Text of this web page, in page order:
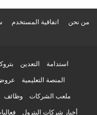
من نحن اتفاقية المستخدم
استدامة التعدين
المنصة التعليمية عروض
ملعب الشركات وظائف
أخبار شركات البترول